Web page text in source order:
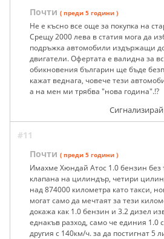
Почти ( преди 5 години )
Не е късно все още за покупка на
Срещу 2000 лева в статия мога да
подръжка автомобили издържащи
двигатели. Офертата е валидна за
обикновения българин ще бъде
кажат веднага, човече тези
а на мен ми трябва "нова година".!?
#11
Почти ( преди 5 години )
Имахме Хюндай Атос 1.0 бензин без
клапана на цилиндър, четири
над 874000 километра като такси,
могат само да мечтаят за тези
докажа как 1.0 бензин и 3.2 дизел
еднакъв разход, само че единия 1.0
другия с 140км/ч. за да постигнат 5